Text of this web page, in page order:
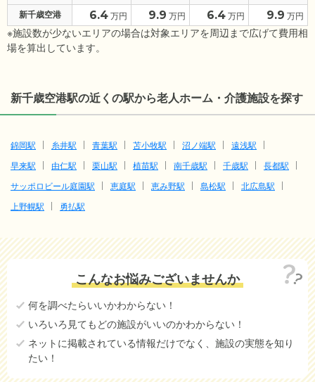
新千歳空港 6.4 万円 9.9 万円 6.4 万円 9.9 万円
※施設数が少ないエリアの場合は対象エリアを周辺まで広げて費用相
場を算出しています。
新千歳空港駅の近くの駅から老人ホーム・介護施設を探す
錦岡駅 糸井駅 青葉駅 苫小牧駅 沼ノ端駅
遠浅駅
早来駅
由仁駅 栗山駅 植苗駅 南千歳駅 千歳駅
長都駅
サッポロビール庭園駅
恵庭駅 恵み野駅 島松駅
北広島駅
上野幌駅
勇払駅
こんなお悩みございませんか
何を調べたらいいかわからない！
いろいろ見てもどの施設がいいのかわからない！
ネットに掲載されている情報だけでなく、施設の実態を知り
たい！